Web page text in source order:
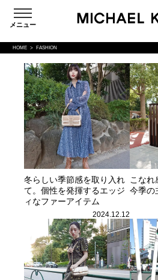
Skip
content
メニュー
HOME FASHION
冬らしい季節感を取り入れ
て。個性を発揮するエッジ
ィなファーアイテム
2024.12.12
こなれ
今季の